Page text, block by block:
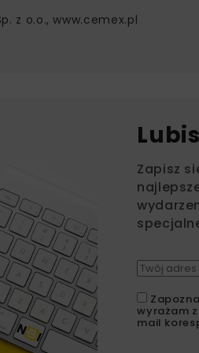
z o.o., www.cemex.pl
Zapisz
wyrażam
mail